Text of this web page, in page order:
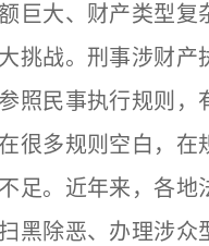
巨大、财产类型复
挑战。刑事涉财产
照民事执行规则，
很多规则空白，在
足。近年来，各地
黑除恶、办理涉众